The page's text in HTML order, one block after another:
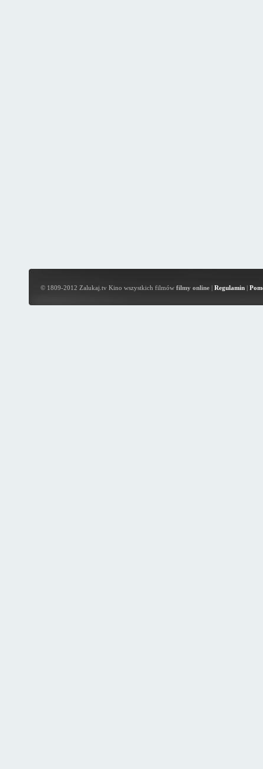
© 1809-2012 Zalukaj.tv Kino wszystkich filmów filmy online| Regulamin|